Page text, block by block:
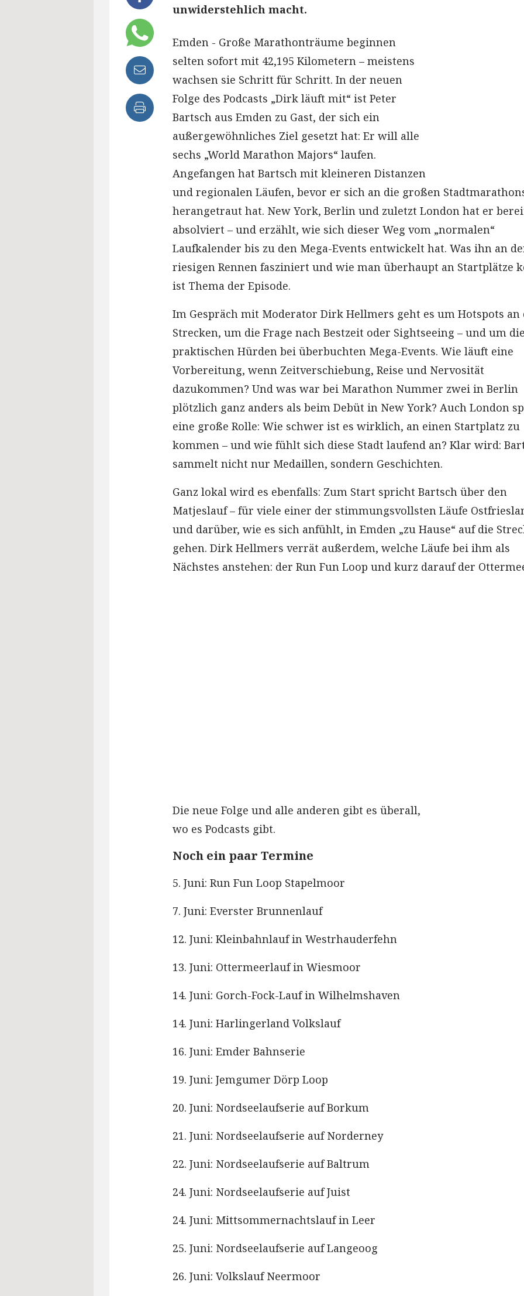
unwiderstehlich macht.
Emden - Große Marathonträume beginnen
selten sofort mit 42,195 Kilometern – meistens
wachsen sie Schritt für Schritt. In der neuen
Folge des Podcasts „Dirk läuft mit“ ist Peter
Bartsch aus Emden zu Gast, der sich ein
außergewöhnliches Ziel gesetzt hat: Er will alle
sechs „World Marathon Majors“ laufen.
Angefangen hat Bartsch mit kleineren Distanzen
und regionalen Läufen, bevor er sich an die großen
herangetraut hat. New York, Berlin und zuletzt London hat er
absolviert – und erzählt, wie sich dieser Weg vom „normalen“
Laufkalender bis zu den Mega-Events entwickelt hat. Was ihn an
riesigen Rennen fasziniert und wie man überhaupt an Startplätze
ist Thema der Episode.
Im Gespräch mit Moderator Dirk Hellmers geht es um Hotspots an
Strecken, um die Frage nach Bestzeit oder Sightseeing – und um
praktischen Hürden bei überbuchten Mega-Events. Wie läuft eine
Vorbereitung, wenn Zeitverschiebung, Reise und Nervosität
dazukommen? Und was war bei Marathon Nummer zwei in Berlin
plötzlich ganz anders als beim Debüt in New York? Auch London
eine große Rolle: Wie schwer ist es wirklich, an einen Startplatz zu
kommen – und wie fühlt sich diese Stadt laufend an? Klar wird:
sammelt nicht nur Medaillen, sondern Geschichten.
Ganz lokal wird es ebenfalls: Zum Start spricht Bartsch über den
Matjeslauf – für viele einer der stimmungsvollsten Läufe
und darüber, wie es sich anfühlt, in Emden „zu Hause“ auf die
gehen. Dirk Hellmers verrät außerdem, welche Läufe bei ihm als
Nächstes anstehen: der Run Fun Loop und kurz darauf der
Die neue Folge und alle anderen gibt es überall,
wo es Podcasts gibt.
Noch ein paar Termine
5. Juni: Run Fun Loop Stapelmoor
7. Juni: Everster Brunnenlauf
12. Juni: Kleinbahnlauf in Westrhauderfehn
13. Juni: Ottermeerlauf in Wiesmoor
14. Juni: Gorch-Fock-Lauf in Wilhelmshaven
14. Juni: Harlingerland Volkslauf
16. Juni: Emder Bahnserie
19. Juni: Jemgumer Dörp Loop
20. Juni: Nordseelaufserie auf Borkum
21. Juni: Nordseelaufserie auf Norderney
22. Juni: Nordseelaufserie auf Baltrum
24. Juni: Nordseelaufserie auf Juist
24. Juni: Mittsommernachtslauf in Leer
25. Juni: Nordseelaufserie auf Langeoog
26. Juni: Volkslauf Neermoor